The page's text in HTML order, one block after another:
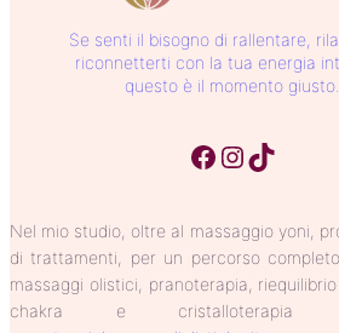
Se senti il bisogno di rallentare,
riconnetterti con la tua energia
questo è il momento giusto.
Facebook Instagram TikTok
Nel mio studio, oltre al massaggio yoni,
di trattamenti, per un percorso
massaggi olistici, pranoterapia,
chakra e